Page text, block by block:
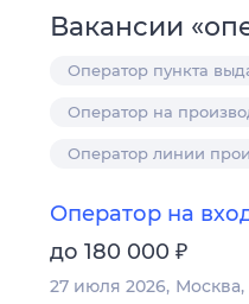
Вакансии «
Оператор пункта
Оператор на
Оператор линии
Оператор на
до 180 000 ₽
27 июля 2026 Москва